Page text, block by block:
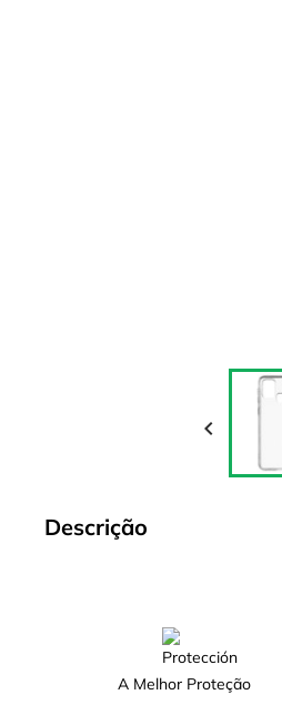

Descrição
A Melhor Proteção